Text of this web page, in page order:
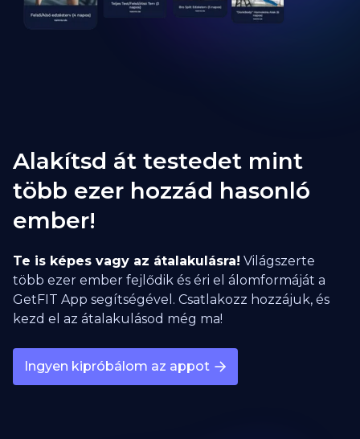
Alakítsd át testedet mint
több ezer hozzád hasonló
ember!
Te is képes vagy az átalakulásra! Világszerte
több ezer ember fejlődik és éri el álomformáját a
GetFIT App segítségével. Csatlakozz hozzájuk, és
kezd el az átalakulásod még ma!
Ingyen kipróbálom az appot